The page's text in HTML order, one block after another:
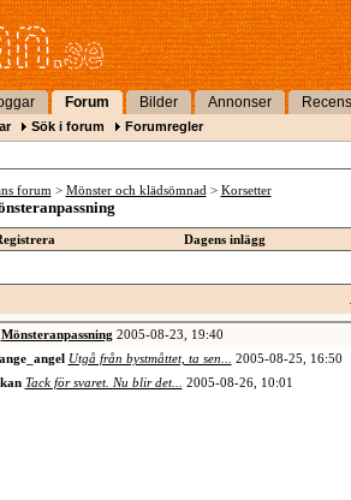
Forum Bilder Annonser
Sök i forum Forumregler
forum > Mönster och klädsömnad > Korsetter
Dagens inlägg
Mönsteranpassning 2005-08-23,
19:40
Utgå från bystmåttet, ta sen... 2005-08-25,
16:50
Tack för svaret. Nu blir det... 2005-08-26, 10:01